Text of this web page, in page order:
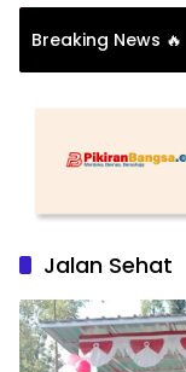
Breaking News 🔥
Organisasi: Antara
Substansi
Jalan Sehat